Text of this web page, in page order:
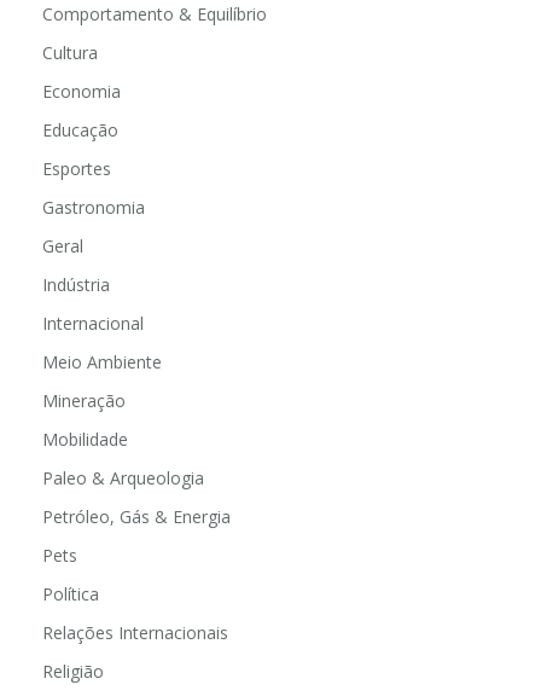
Comportamento & Equilíbrio
Cultura
Economia
Educação
Esportes
Gastronomia
Geral
Indústria
Internacional
Meio Ambiente
Mineração
Mobilidade
Paleo & Arqueologia
Petróleo, Gás & Energia
Pets
Política
Relações Internacionais
Religião